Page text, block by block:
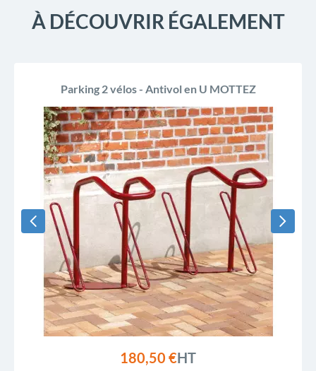
À DÉCOUVRIR ÉGALEMENT
Parking 2 vélos - Antivol en U MOTTEZ
180,50 €HT